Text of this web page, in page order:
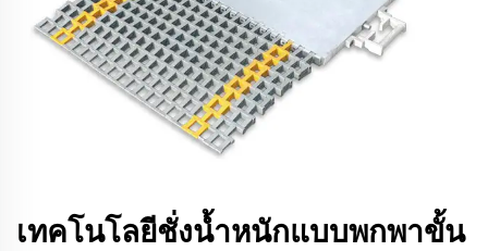
เทคโนโลยีชั่งน้ำหนักแบบพกพาขั้น